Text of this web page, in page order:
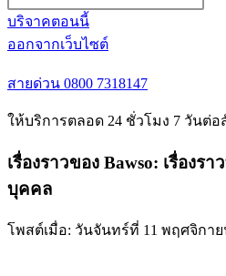
บริจาคตอนนี้
ออกจากเว็บไซต์
สายด่วน 0800 7318147
ให้บริการตลอด 24 ชั่วโมง 7 วันต่อ
เรื่องราวของ Bawso: เรื่องร
บุคคล
โพสต์เมื่อ: วันจันทร์ที่ 11 พฤศจิกาย